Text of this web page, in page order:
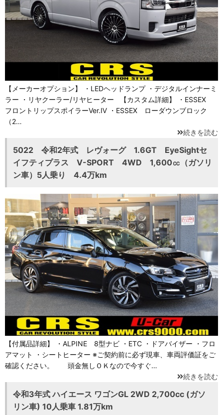
【メーカーオプション】 ・LEDヘッドランプ ・デジタルインナーミ
ラー ・リヤクーラー/リヤヒーター 【カスタム詳細】 ・ESSEX
フロントリップスポイラーVer.Ⅳ ・ESSEX ローダウンブロック
（2…
続きを読む
5022 令和2年式 レヴォーグ 1.6GT EyeSightセ
イフティプラス V-SPORT 4WD 1,600㏄（ガソリ
ン車）5人乗り 4.4万km
【付属品詳細】 ・ALPINE 8型ナビ ・ETC ・ドアバイザー ・フロ
アマット ・シートヒーター ※ご契約前に必ず現車、車両評価証をご
確認ください。 頭金無しＯＫなので今すぐ…
続きを読む
令和3年式 ハイエース ワゴンGL 2WD 2,700cc (ガソ
リン車) 10人乗車 1.81万km